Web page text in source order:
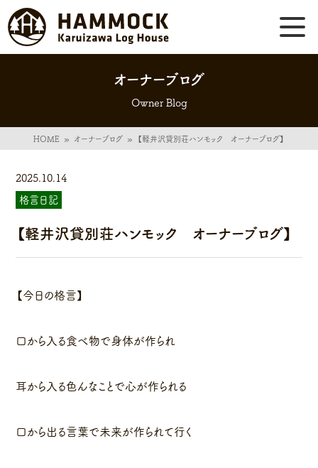
オーナーブログ
Owner Blog
HOME » オーナーブログ » 【軽井沢貸別荘ハンモック オーナーブログ】
2025.10.14
格言日記
【軽井沢貸別荘ハンモック オーナーブログ】
【今日の格言】
口から入る食べ物で身体が作られ
耳から入る色んなことで心が作られる
口から出る言葉で未来が作られて行く